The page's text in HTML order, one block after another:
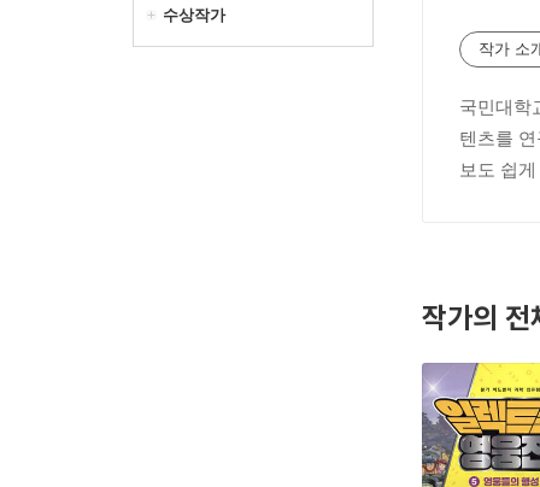
수상작가
작가 소
국민대학
텐츠를
보도 쉽
작가의 전